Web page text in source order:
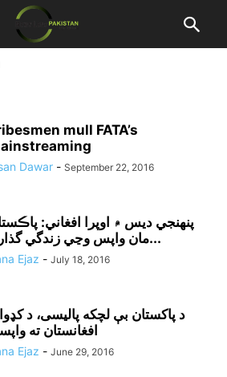
mull FATA’s
Dawar - September 22, 2016
پنهنجي ديس ۾ اوپرا افغاني:
مان واپس وڃي زندگي گذارڻ...
Ejaz - July 18, 2016
د پاکستان بې لچکه پاليسى، د
افغانستان ته
Ejaz - June 29, 2016